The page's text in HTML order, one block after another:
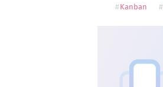
Kanban